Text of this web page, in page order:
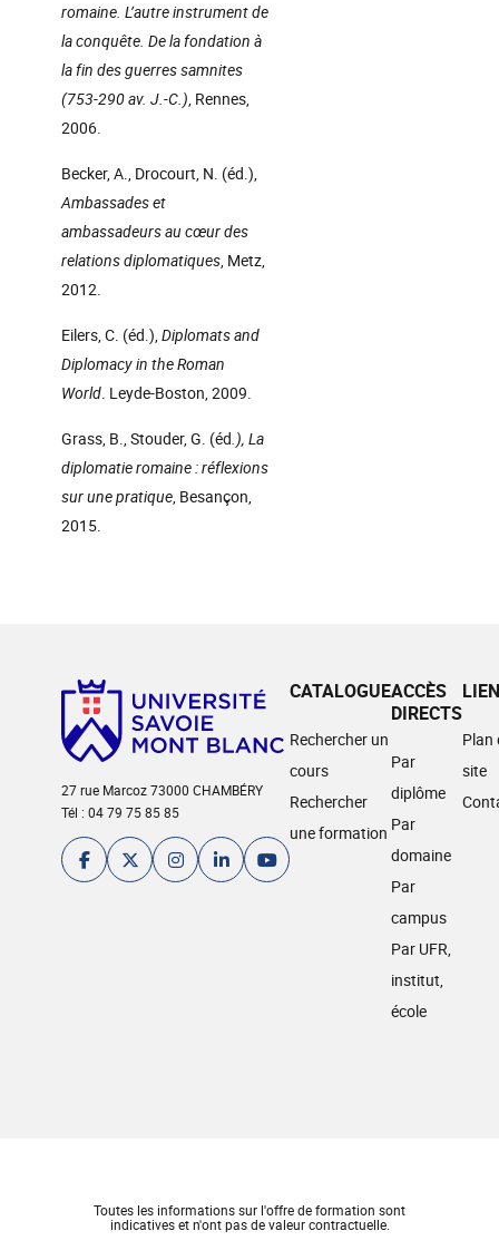
romaine. L’autre instrument de
la conquête. De la fondation à
la fin des guerres samnites
(753-290 av. J.-C.), Rennes,
2006.
Becker, A., Drocourt, N. (éd.),
Ambassades et
ambassadeurs au cœur des
relations diplomatiques, Metz,
2012.
Eilers, C. (éd.),Diplomats and
Diplomacy in the Roman
World. Leyde-Boston, 2009.
Grass, B., Stouder, G. (éd.), La
diplomatie romaine : réflexions
sur une pratique, Besançon,
2015.
27 rue Marcoz 73000 CHAMBÉRY
Tél : 04 79 75 85 85
CATALOGUE
Rechercher un
cours
Rechercher
une formation
ACCÈS
DIRECTS
Par
diplôme
Par
domaine
Par
campus
Par UFR,
institut,
école
Plan
site
Toutes les informations sur l'offre de formation sont
indicatives et n'ont pas de valeur contractuelle.